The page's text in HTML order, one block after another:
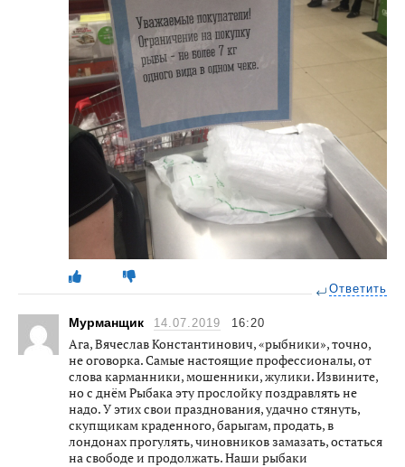
Ответить
Мурманщик 14.07.2019 16:20
Ага, Вячеслав Константинович, «рыбники», точно,
не оговорка. Самые настоящие профессионалы, от
слова карманники, мошенники, жулики. Извините,
но с днём Рыбака эту прослойку поздравлять не
надо. У этих свои празднования, удачно стянуть,
скупщикам краденного, барыгам, продать, в
лондонах прогулять, чиновников замазать, остаться
на свободе и продолжать. Наши рыбаки